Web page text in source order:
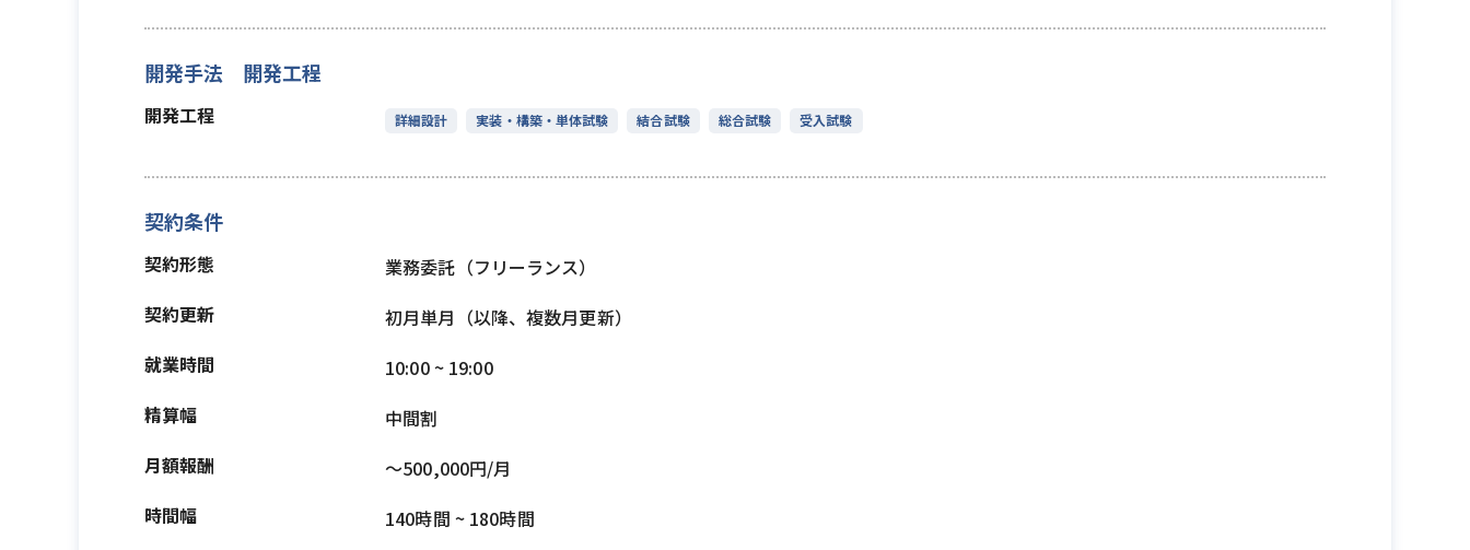
開発手法 開発工程
開発工程 詳細設計 実装・構築・単体試験 結合試験 総合試験 受入試験
契約条件
契約形態
業務委託（フリーランス）
契約更新
初月単月（以降、複数月更新）
就業時間
10:00 ~ 19:00
精算幅
中間割
月額報酬
〜500,000円/月
時間幅
140時間 ~ 180時間